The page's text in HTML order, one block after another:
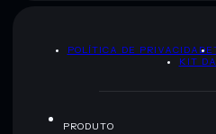
POLÍTICA DE PRIVACIDADE
KIT
PRODUTO